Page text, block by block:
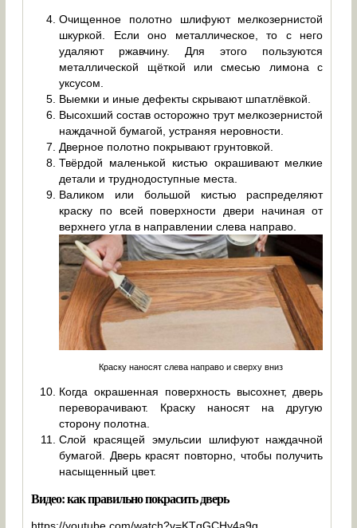
Очищенное полотно шлифуют мелкозернистой
шкуркой. Если оно металлическое, то с него
удаляют ржавчину. Для этого пользуются
металлической щёткой или смесью лимона с
уксусом.
Выемки и иные дефекты скрывают шпатлёвкой.
Высохший состав осторожно трут мелкозернистой
наждачной бумагой, устраняя неровности.
Дверное полотно покрывают грунтовкой.
Твёрдой маленькой кистью окрашивают мелкие
детали и труднодоступные места.
Валиком или большой кистью распределяют
краску по всей поверхности двери начиная от
верхнего угла в направлении слева направо.
Краску наносят слева направо и сверху вниз
Когда окрашенная поверхность высохнет, дверь
переворачивают. Краску наносят на другую
сторону полотна.
Слой красящей эмульсии шлифуют наждачной
бумагой. Дверь красят повторно, чтобы получить
насыщенный цвет.
Видео: как правильно покрасить дверь